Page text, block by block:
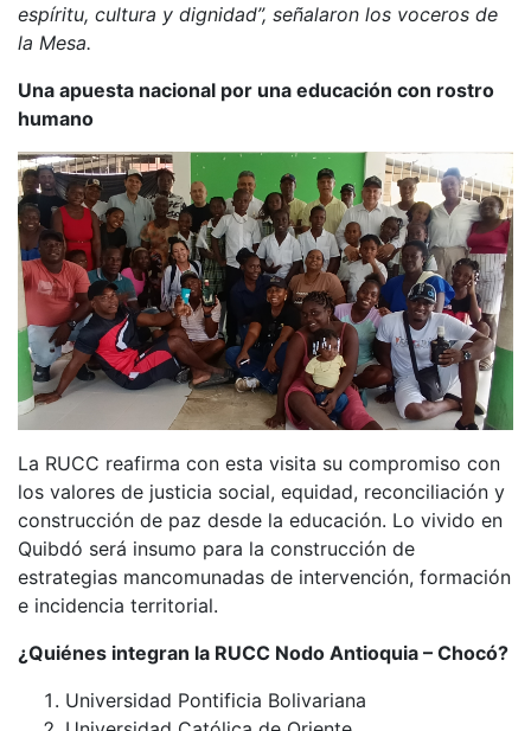
espíritu, cultura y dignidad”, señalaron los voceros de
la Mesa.
Una apuesta nacional por una educación con rostro
humano
La RUCC reafirma con esta visita su compromiso con
los valores de justicia social, equidad, reconciliación y
construcción de paz desde la educación. Lo vivido en
Quibdó será insumo para la construcción de
estrategias mancomunadas de intervención, formación
e incidencia territorial.
¿Quiénes integran la RUCC Nodo Antioquia – Chocó?
Universidad Pontificia Bolivariana